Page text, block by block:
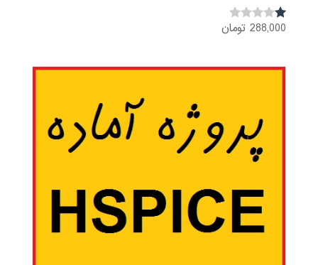
نم
از
288,000 تومان